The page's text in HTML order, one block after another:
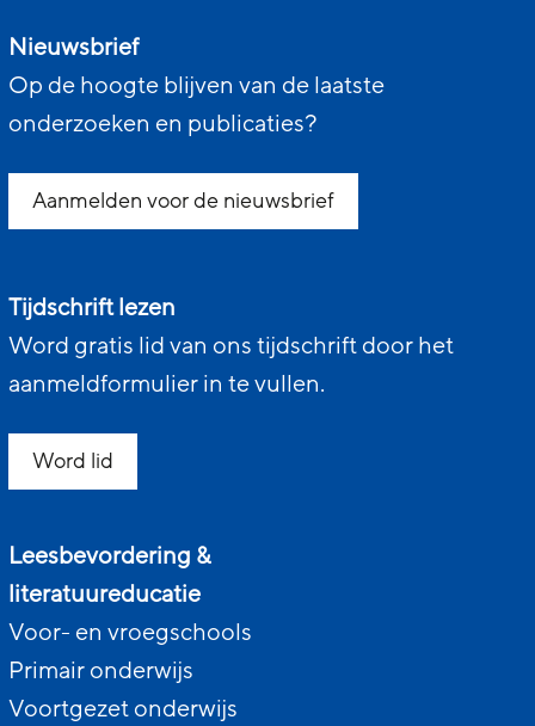
Nieuwsbrief
Op de hoogte blijven van de laatste
onderzoeken en publicaties?
Aanmelden voor de nieuwsbrief
Tijdschrift lezen
Word gratis lid van ons tijdschrift door het
aanmeldformulier in te vullen.
Word lid
Leesbevordering &
literatuureducatie
Voor- en vroegschools
Primair onderwijs
Voortgezet onderwijs